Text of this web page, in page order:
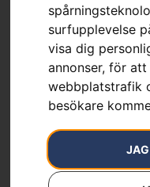
surfupplevelse
visa dig
annonser, för
webbplatstrafik
besökare